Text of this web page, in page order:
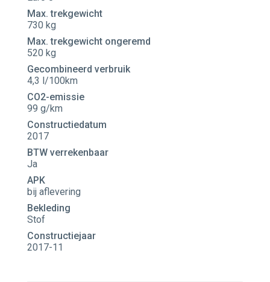
Max. trekgewicht
730 kg
Max. trekgewicht ongeremd
520 kg
Gecombineerd verbruik
4,3 l/100km
CO2-emissie
99 g/km
Constructiedatum
2017
BTW verrekenbaar
Ja
APK
bij aflevering
Bekleding
Stof
Constructiejaar
2017-11